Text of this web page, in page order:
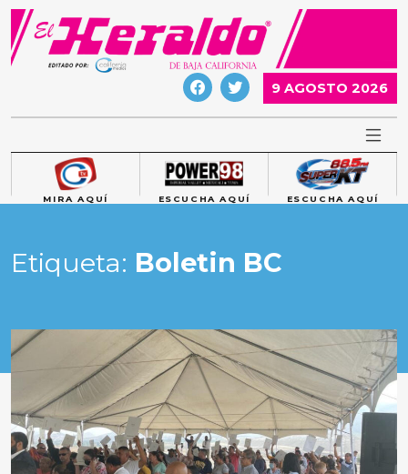
Skip
content
9 AGOSTO 2026
MIRA AQUÍ ESCUCHA AQUÍ ESCUCHA AQUÍ
Etiqueta: Boletin BC